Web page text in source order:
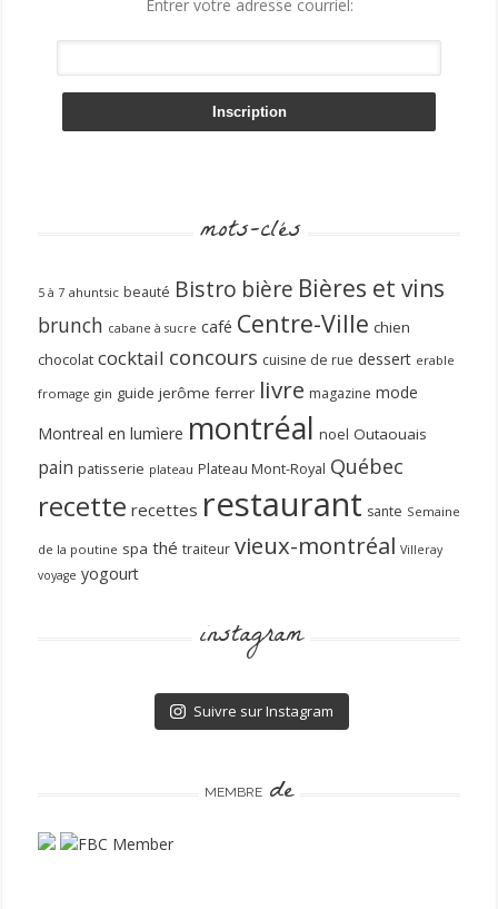
Entrer votre adresse courriel:
mots-clés
5 à 7 ahuntsic beauté Bistro bière Bières et vins
brunch cabane à sucre café Centre-Ville chien
chocolat cocktail concours cuisine de rue dessert erable
fromage gin guide jerôme ferrer livre magazine mode
Montreal en lumìere montréal noel Outaouais
pain patisserie plateau Plateau Mont-Royal Québec
recette recettes restaurant sante Semaine
de la poutine spa thé traiteur vieux-montréal Villeray
voyage yogourt
instagram
Suivre sur Instagram
MEMBRE de